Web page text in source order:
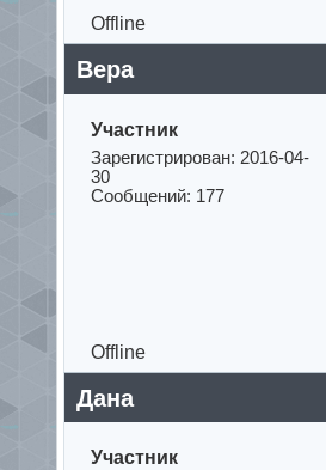
Offline
Вера
Участник
Зарегистрирован: 2016-04-
30
Сообщений: 177
Offline
Дана
Участник